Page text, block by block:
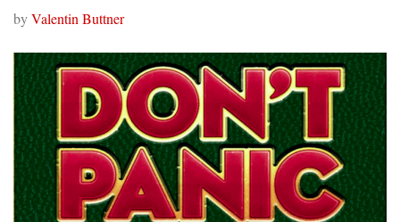
byValentin Buttner